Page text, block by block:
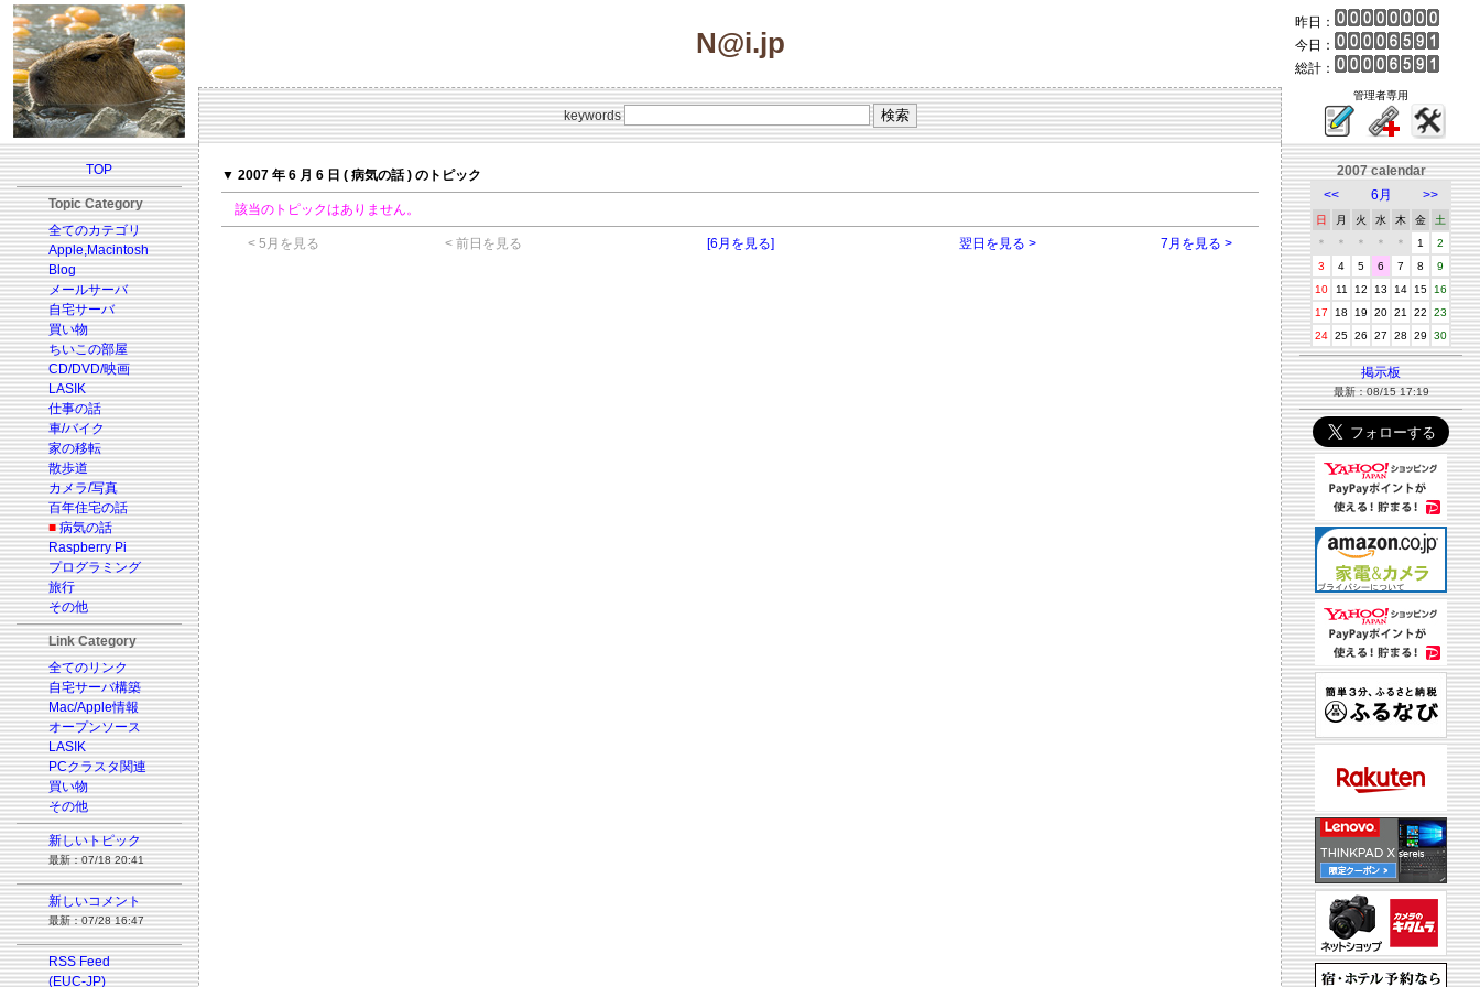
N@i.jp
昨日：
今日：
総計：
keywords
管理者専用
TOP
Topic Category
全てのカテゴリ
Apple,Macintosh
Blog
メールサーバ
自宅サーバ
買い物
ちいこの部屋
CD/DVD/映画
LASIK
仕事の話
車/バイク
家の移転
散歩道
カメラ/写真
百年住宅の話
■ 病気の話
Raspberry Pi
プログラミング
旅行
その他
Link Category
全てのリンク
自宅サーバ構築
Mac/Apple情報
オープンソース
LASIK
PCクラスタ関連
買い物
その他
新しいトピック
最新：07/18 20:41
新しいコメント
最新：07/28 16:47
RSS Feed
(EUC-JP)
▼ 2007 年 6 月 6 日 ( 病気の話 ) のトピック
該当のトピックはありません。
< 5月を見る < 前日を見る [6月を見る] 翌日を見る > 7月を見る >
2007 calendar
<<
6月 >>
日 月 火 水 木 金
土
＊
＊ ＊ ＊ ＊ 1
2
3
4 5 6 7 8
9
10
11 12 13 14 15
16
17
18 19 20 21 22
23
24 25 26 27 28 29 30
掲示板
最新：08/15 17:19